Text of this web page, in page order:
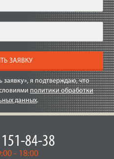
ЗАЯВКУ
я подтверждаю, что
политики обработки
данных.
84-38
- 18:00